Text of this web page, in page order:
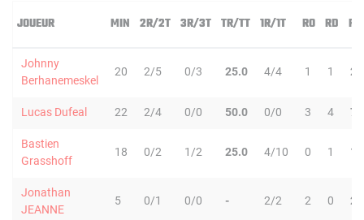
JOUEUR MIN 2R/2T 3R/3T TR/TT 1R/1T RO RD RT
Johnny
Berhanemeskel
20 2/5 0/3 25.0 4/4 1 1 2
Lucas Dufeal 22 2/4 0/0 50.0 0/0 3 4 7
Bastien
Grasshoff
18 0/2 1/2 25.0 4/10 0 1 1
Jonathan
JEANNE
5 0/1 0/0 - 2/2 2 0 2